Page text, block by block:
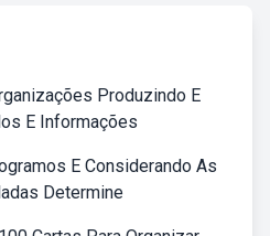
Produzindo E
E Informações
E Considerando As
Determine